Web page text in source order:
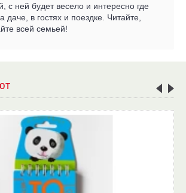
с ней будет весело и интересно где
даче, в гостях и поездке. Читайте,
всей семьей!